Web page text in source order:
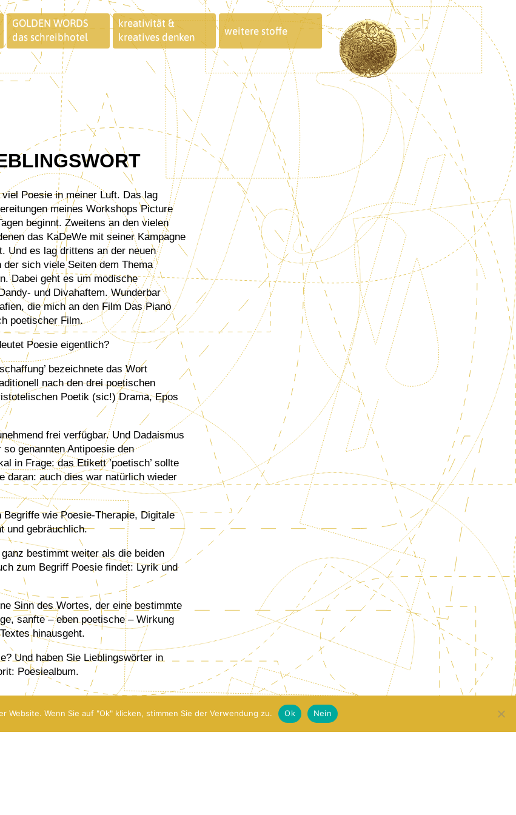
GOLDEN WORDS
das schreibhotel
kreativität &
kreatives denken
weitere stoffe
Poesie in meiner Luft. Das lag
meines Workshops Picture
beginnt. Zweitens an den vielen
das KaDeWe mit seiner Kampagne
Und es lag drittens an der neuen
der sich viele Seiten dem Thema
Dabei geht es um modische
und Divahaftem. Wunderbar
die mich an den Film Das Piano
poetischer Film.
Poesie eigentlich?
bezeichnete das Wort
nach den drei poetischen
Poetik (sic!) Drama, Epos
frei verfügbar. Und Dadaismus
genannten Antipoesie den
in Frage: das Etikett ’poetisch’ sollte
daran: auch dies war natürlich wieder
wie Poesie-Therapie, Digitale
und gebräuchlich.
bestimmt weiter als die beiden
zum Begriff Poesie findet: Lyrik und
Sinn des Wortes, der eine bestimmte
sanfte – eben poetische – Wirkung
hinausgeht.
Und haben Sie Lieblingswörter in
Poesiealbum.
Website. Wenn Sie auf "Ok" klicken, stimmen Sie der Verwendung zu. Ok Nein